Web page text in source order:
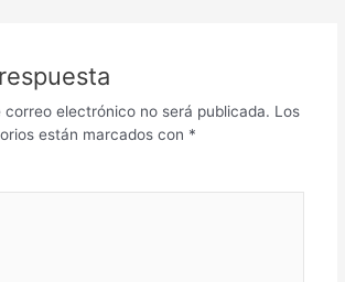
correo electrónico no será publicada. Los
están marcados con *